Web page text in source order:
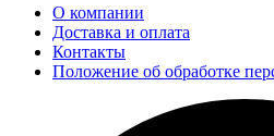
О компании
Доставка и оплата
Контакты
Положение об обработке